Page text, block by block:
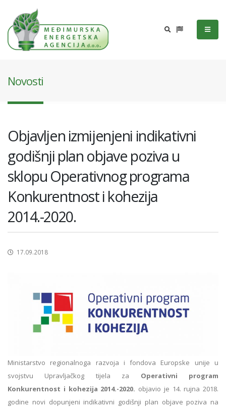
Novosti
Objavljen izmijenjeni indikativni
godišnji plan objave poziva u
sklopu Operativnog programa
Konkurentnost i kohezija
2014.-2020.
17.09.2018
Ministarstvo regionalnoga razvoja i fondova Europske unije u
svojstvu Upravljačkog tijela za Operativni program
Konkurentnost i kohezija 2014.-2020. objavio je 14. rujna 2018.
godine novi dopunjeni indikativni godišnji plan objave poziva na